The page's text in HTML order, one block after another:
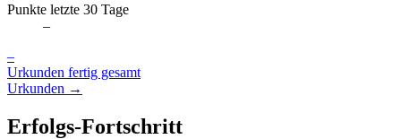
Punkte letzte 30 Tage
–
–
Urkunden fertig gesamt
Urkunden →
Erfolgs-Fortschritt